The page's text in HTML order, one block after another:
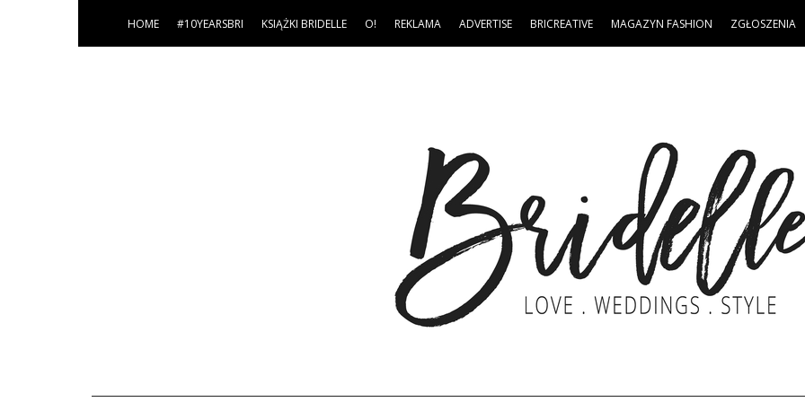
HOME #10YEARSBRI KSIĄŻKI BRIDELLE O! REKLAMA ADVERTISE BRICREATIVE MAGAZYN FASHION ZGŁOSZENIA